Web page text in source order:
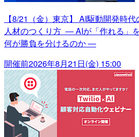
【8/21（金）東京】 AI駆動開発時
人材のつくり方 ― AIが「作れる」
何が勝負を分けるのか ―
開催前2026年8月21日(金) 15:00